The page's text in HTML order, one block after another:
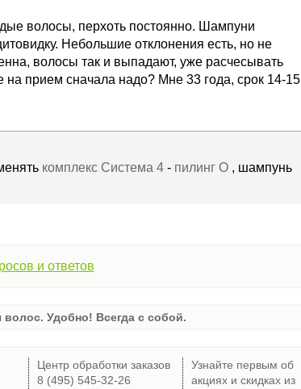
волосы, перхоть постоянно. Шампуни
Небольшие отклонения есть, но не
волосы так и выпадают, уже расчесывать
на прием сначала надо? Мне 33 года, срок 14-15
комплекс Система 4 - пилинг О , шампунь
и ответов
волос. Удобно! Всегда с собой.
Центр обработки заказов
8 (495) 545-32-26
Узнайте первым об
акциях и скидках из